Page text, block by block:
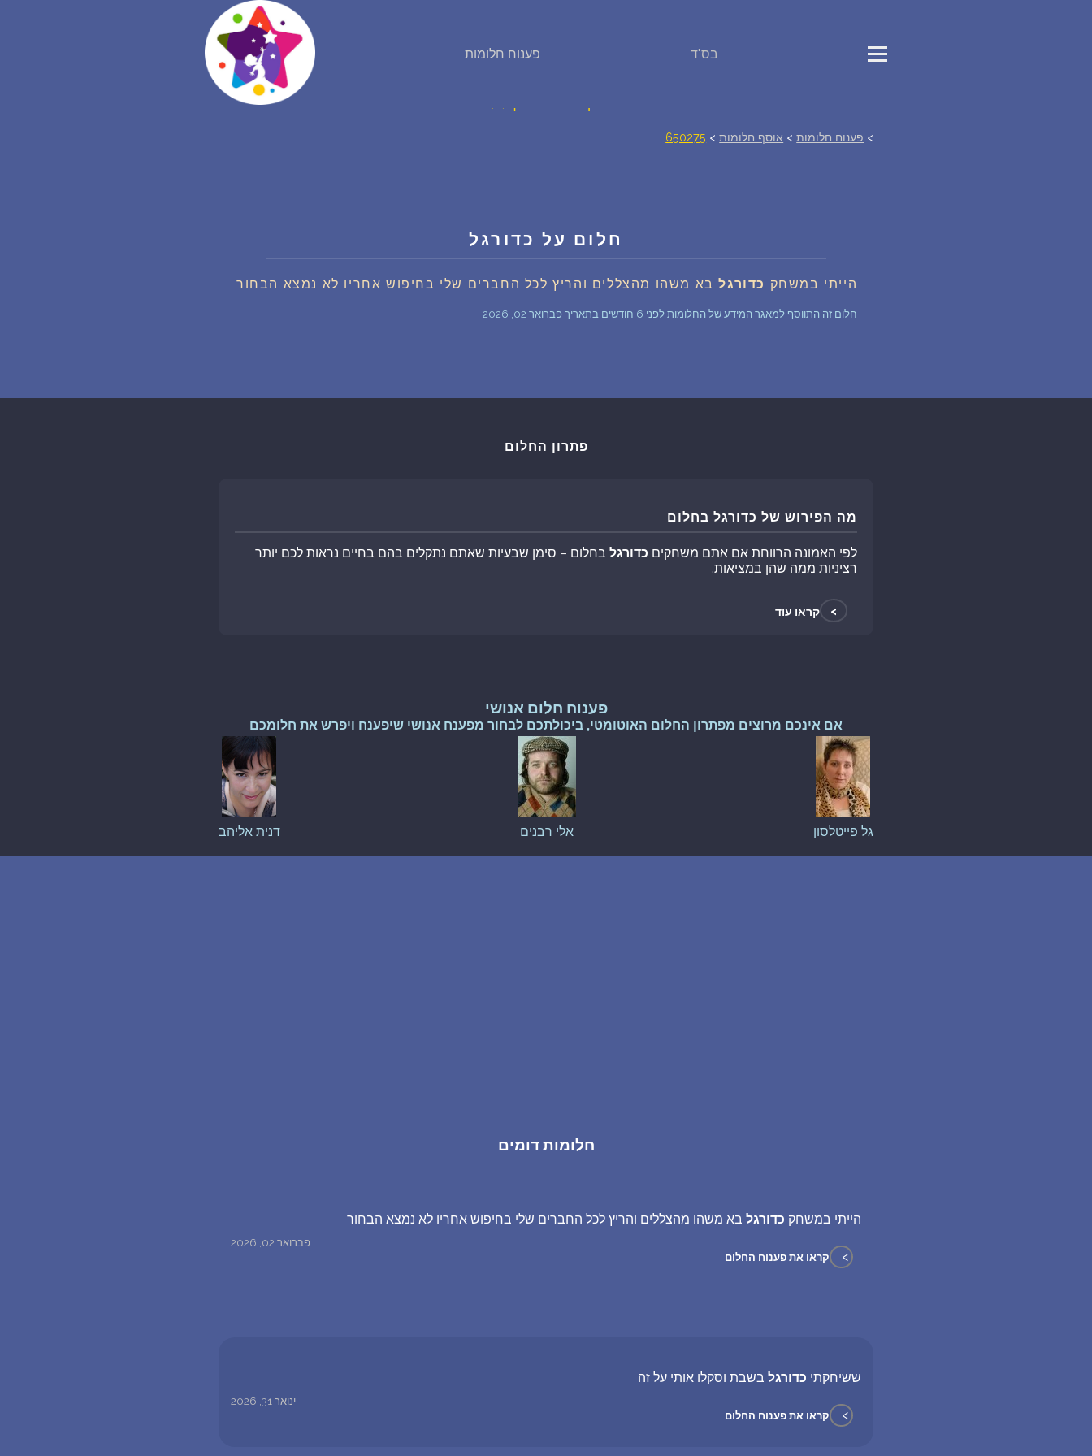
פענוח חלומות בס"ד פירוש חלומות
על מה חולמים
חלומות נפוצים
מדיניות פרטיות
> פענוח חלומות > אוסף חלומות >
650275
חלום על כדורגל
הייתי במשחק כדורגלבא משהו מהצללים והריץ לכל החברים שלי בחיפוש אחריו לא נמצא הבחור
חלום זה התווסף למאגר המידע של החלומות לפני 6 חודשים בתאריך פברואר 02, 2026
פתרון החלום
מה הפירוש של כדורגל בחלום
לפי האמונה הרווחת אם אתם משחקים כדורגלבחלום – סימן שבעיות שאתם נתקלים בהם בחיים נראות לכם יותר
רציניות ממה שהן במציאות.
> קראו עוד
פענוח חלום אנושי
אם אינכם מרוצים מפתרון החלום האוטומטי, ביכולתכם לבחור מפענח אנושי שיפענח ויפרש את חלומכם
גל פייטלסון אלי רבנים דנית אליהב
חלומות דומים
הייתי במשחק כדורגלבא משהו מהצללים והריץ לכל החברים שלי בחיפוש אחריו לא נמצא הבחור
פברואר 02, 2026
> קראו את פענוח החלום
ששיחקתי כדורגלבשבת וסקלו אותי על זה
ינואר 31, 2026
> קראו את פענוח החלום